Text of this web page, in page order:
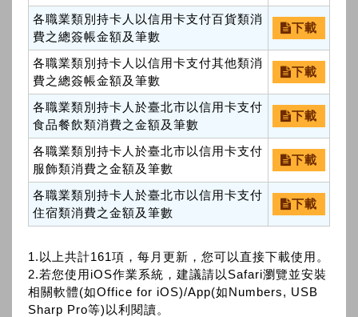
各職業類別持卡人以信用卡支付百貨類消
費之總簽帳金額及筆數
下載
各職業類別持卡人以信用卡支付其他類消
費之總簽帳金額及筆數
下載
各職業類別持卡人於臺北市以信用卡支付
食品餐飲類消費之金額及筆數
下載
各職業類別持卡人於臺北市以信用卡支付
服飾類消費之金額及筆數
下載
各職業類別持卡人於臺北市以信用卡支付
住宿類消費之金額及筆數
下載
1.以上共計161項，每月更新，您可以直接下載使用。
2.若您使用iOS作業系統，建議請以Safari瀏覽並安裝
相關軟體(如Office for iOS)/App(如Numbers, USB
Sharp Pro等)以利閱讀。